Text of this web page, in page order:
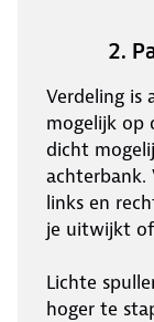
2.
Verdeling is
mogelijk op
dicht
achterbank.
links en
je uitwijkt
Lichte
hoger te